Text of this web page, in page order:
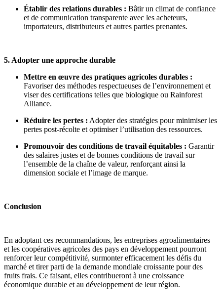
Établir des relations durables : Bâtir un climat de confiance
et de communication transparente avec les acheteurs,
importateurs, distributeurs et autres parties prenantes.
5. Adopter une approche durable
Mettre en œuvre des pratiques agricoles durables :
Favoriser des méthodes respectueuses de l’environnement et
viser des certifications telles que biologique ou Rainforest
Alliance.
Réduire les pertes : Adopter des stratégies pour minimiser les
pertes post-récolte et optimiser l’utilisation des ressources.
Promouvoir des conditions de travail équitables : Garantir
des salaires justes et de bonnes conditions de travail sur
l’ensemble de la chaîne de valeur, renforçant ainsi la
dimension sociale et l’image de marque.
Conclusion
En adoptant ces recommandations, les entreprises agroalimentaires
et les coopératives agricoles des pays en développement pourront
renforcer leur compétitivité, surmonter efficacement les défis du
marché et tirer parti de la demande mondiale croissante pour des
fruits frais. Ce faisant, elles contribueront à une croissance
économique durable et au développement de leur région.